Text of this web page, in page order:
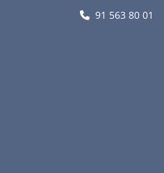
91 563 80 01